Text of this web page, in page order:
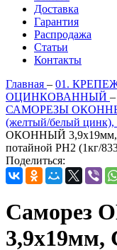
Доставка
Гарантия
Распродажа
Статьи
Контакты
Главная – 01.
ОЦИНКОВАННЫЙ –
САМОРЕЗЫ
(желтый/белый цинк),
ОКОННЫЙ 3,9х19мм,
потайной PH2 (1кг/
Поделиться: